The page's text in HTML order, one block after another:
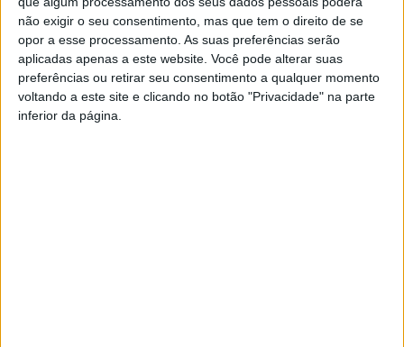
não exigir o seu consentimento, mas que tem o direito de se
opor a esse processamento. As suas preferências serão
aplicadas apenas a este website. Você pode alterar suas
preferências ou retirar seu consentimento a qualquer momento
voltando a este site e clicando no botão "Privacidade" na parte
inferior da página.
Pelas 15:40, as equipas entram em parque fechado na
Feira de S. Mateus, procedendo-se, posteriormente, a
entrega de prémios no palco principal do certame.
Esta e outras notícias para ouvir na Estação Diária – 96.8